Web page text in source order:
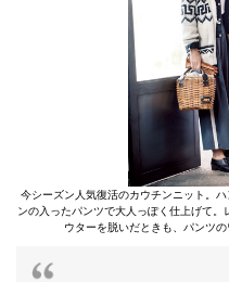
今シーズン人気復活のカウチンニット。
ンの入ったパンツで大人っぽく仕上げて
ウターを脱いだときも、パンツ